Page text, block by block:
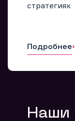
стратегиях
Подробнее
Наши